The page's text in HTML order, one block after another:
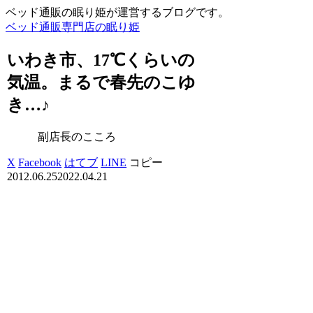
ベッド通販の眠り姫が運営するブログです。
ベッド通販専門店の眠り姫
いわき市、17℃くらいの
気温。まるで春先のこゆ
き…♪
副店長のこころ
X Facebook はてブ LINE コピー
2012.06.252022.04.21